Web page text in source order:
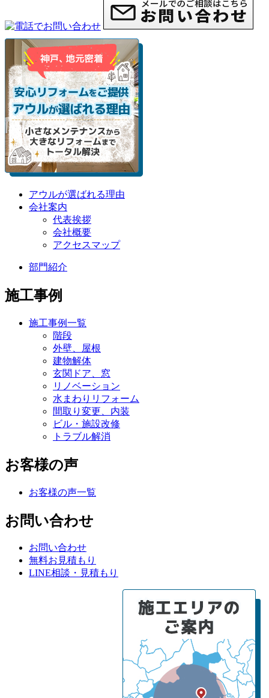
アウルが選ばれる理由
会社案内
代表挨拶
会社概要
アクセスマップ
部門紹介
施工事例
施工事例一覧
階段
外壁、屋根
建物解体
玄関ドア、窓
リノベーション
水まわりリフォーム
間取り変更、内装
ビル・施設改修
トラブル解消
お客様の声
お客様の声一覧
お問い合わせ
お問い合わせ
無料お見積もり
LINE相談・見積もり